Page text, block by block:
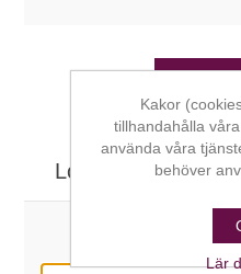
Logga in här om
E-
Kakor
tillhandahålla
använda våra
behöver
Lär